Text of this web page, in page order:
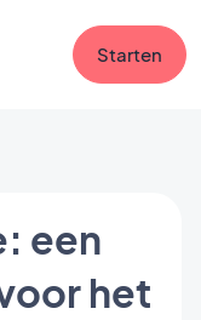
Starten
een
het